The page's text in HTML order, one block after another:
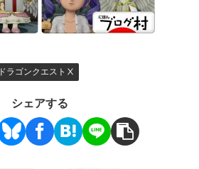
ドラゴンクエストⅩ
シェアする